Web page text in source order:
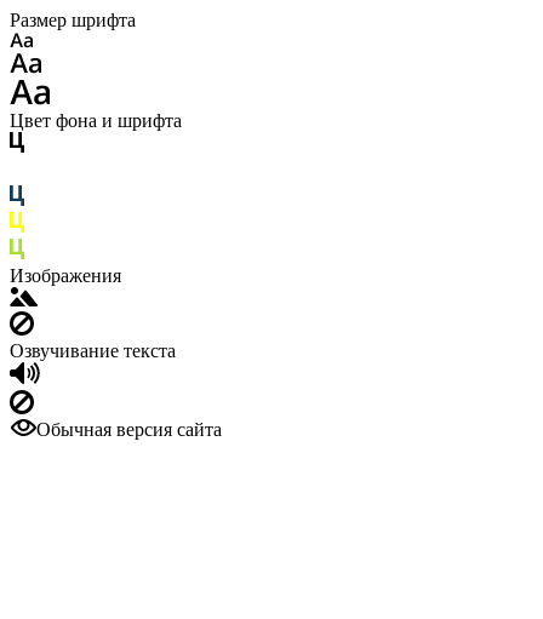
Размер шрифта
Цвет фона и шрифта
Изображения
Озвучивание текста
Обычная версия сайта